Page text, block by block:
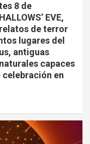
8 de
EVE,
de terror
lugares del
antiguas
capaces
en